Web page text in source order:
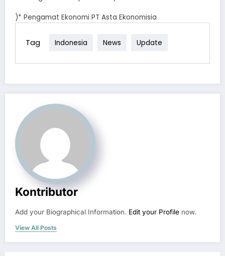
)* Pengamat Ekonomi PT Asta Ekonomisia
Tag Indonesia News Update
Kontributor
Add your Biographical Information. Edit your Profile now.
View All Posts